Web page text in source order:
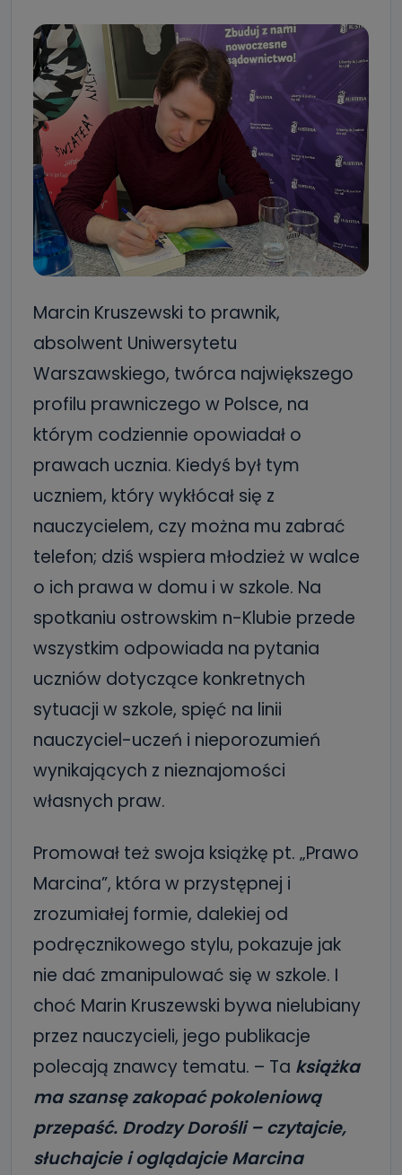
Marcin Kruszewski to prawnik,
absolwent Uniwersytetu
Warszawskiego, twórca największego
profilu prawniczego w Polsce, na
którym codziennie opowiadał o
prawach ucznia. Kiedyś był tym
uczniem, który wykłócał się z
nauczycielem, czy można mu zabrać
telefon; dziś wspiera młodzież w walce
o ich prawa w domu i w szkole. Na
spotkaniu ostrowskim n-Klubie przede
wszystkim odpowiada na pytania
uczniów dotyczące konkretnych
sytuacji w szkole, spięć na linii
nauczyciel-uczeń i nieporozumień
wynikających z nieznajomości
własnych praw.
Promował też swoja książkę pt. „Prawo
Marcina”, która w przystępnej i
zrozumiałej formie, dalekiej od
podręcznikowego stylu, pokazuje jak
nie dać zmanipulować się w szkole. I
choć Marin Kruszewski bywa nielubiany
przez nauczycieli, jego publikacje
polecają znawcy tematu. – Ta książka
ma szansę zakopać pokoleniową
przepaść. Drodzy Dorośli – czytajcie,
słuchajcie i oglądajcie Marcina